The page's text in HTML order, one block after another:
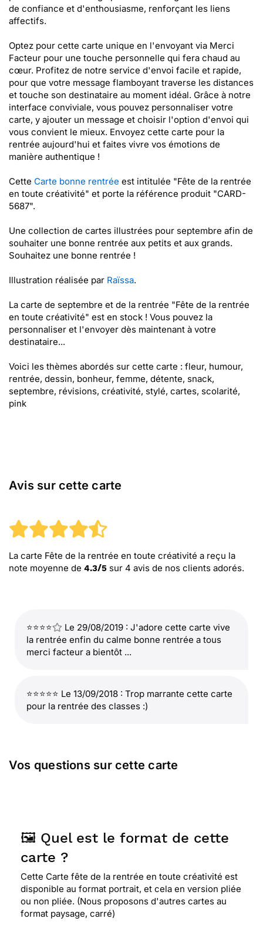
de confiance et d'enthousiasme, renforçant les liens
affectifs.
Optez pour cette carte unique en l'envoyant via Merci
Facteur pour une touche personnelle qui fera chaud au
cœur. Profitez de notre service d'envoi facile et rapide,
pour que votre message flamboyant traverse les distances
et touche son destinataire au moment idéal. Grâce à notre
interface conviviale, vous pouvez personnaliser votre
carte, y ajouter un message et choisir l'option d'envoi qui
vous convient le mieux. Envoyez cette carte pour la
rentrée aujourd'hui et faites vivre vos émotions de
manière authentique !
Cette Carte bonne rentrée est intitulée "Fête de la rentrée
en toute créativité" et porte la référence produit "CARD-
5687".
Une collection de cartes illustrées pour septembre afin de
souhaiter une bonne rentrée aux petits et aux grands.
Souhaitez une bonne rentrée !
Illustration réalisée par Raïssa.
La carte de septembre et de la rentrée "Fête de la rentrée
en toute créativité" est en stock ! Vous pouvez la
personnaliser et l'envoyer dès maintenant à votre
destinataire...
Voici les thèmes abordés sur cette carte : fleur, humour,
rentrée, dessin, bonheur, femme, détente, snack,
septembre, révisions, créativité, stylé, cartes, scolarité,
pink
Avis sur cette carte
La carte Fête de la rentrée en toute créativité a reçu la
note moyenne de 4.3/5 sur 4 avis de nos clients adorés.
⭐⭐⭐⭐
Le 29/08/2019 : J'adore cette carte vive
la rentrée enfin du calme bonne rentrée a tous
merci facteur a bientôt ...
⭐⭐⭐⭐⭐ Le 13/09/2018 : Trop marrante cette carte
pour la rentrée des classes :)
Vos questions sur cette carte
🖼️ Quel est le format de cette
carte ?
Cette Carte fête de la rentrée en toute créativité est
disponible au format portrait, et cela en version pliée
ou non pliée. (Nous proposons d'autres cartes au
format paysage, carré)